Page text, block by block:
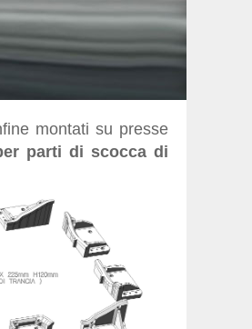
montati su presse
parti di scocca di